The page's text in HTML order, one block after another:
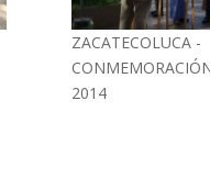
ZACATECOLUCA -
2014